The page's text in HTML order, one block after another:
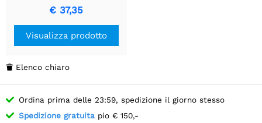
in resina - 250 g
€ 37,35
Visualizza prodotto
 Elenco chiaro
Ordina prima delle 23:59, spedizione il giorno stesso
Spedizione gratuita pio € 150,-